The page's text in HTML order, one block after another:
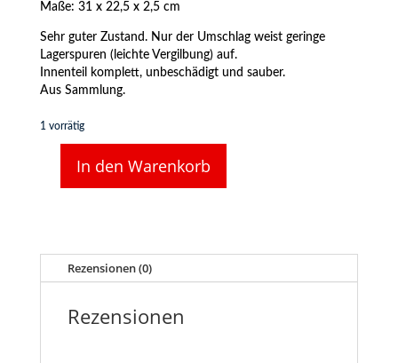
Maße: 31 x 22,5 x 2,5 cm
Sehr guter Zustand. Nur der Umschlag weist geringe
Lagerspuren (leichte Vergilbung) auf.
Innenteil komplett, unbeschädigt und sauber.
Aus Sammlung.
1 vorrätig
Illustrierte
Geschichte
L.
Menge
In den Warenkorb
Rezensionen (0)
Rezensionen